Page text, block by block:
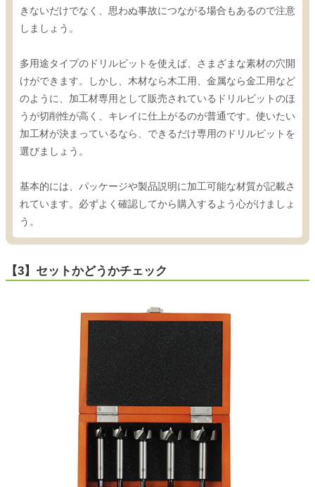
きないだけでなく、思わぬ事故につながる場合もあるので注意
しましょう。
多用途タイプのドリルビットを使えば、さまざまな素材の穴開
けができます。しかし、木材なら木工用、金属なら金工用など
のように、加工材専用として販売されているドリルビットのほ
うが切削性が高く、キレイに仕上がるのが普通です。使いたい
加工材が決まっているなら、できるだけ専用のドリルビットを
選びましょう。
基本的には、パッケージや製品説明に加工可能な材質が記載さ
れています。必ずよく確認してから購入するよう心がけましょ
う。
【3】セットかどうかチェック